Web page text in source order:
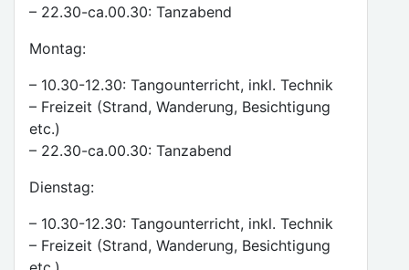
– 22.30-ca.00.30: Tanzabend
Montag:
– 10.30-12.30: Tangounterricht, inkl. Technik
– Freizeit (Strand, Wanderung, Besichtigung
etc.)
– 22.30-ca.00.30: Tanzabend
Dienstag:
– 10.30-12.30: Tangounterricht, inkl. Technik
– Freizeit (Strand, Wanderung, Besichtigung